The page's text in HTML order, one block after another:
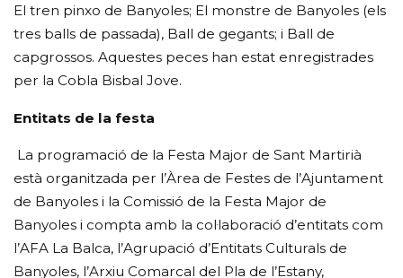
El tren pinxo de Banyoles; El monstre de Banyoles (els
tres balls de passada), Ball de gegants; i Ball de
capgrossos. Aquestes peces han estat enregistrades
per la Cobla Bisbal Jove.
Entitats de la festa
La programació de la Festa Major de Sant Martirià
està organitzada per l’Àrea de Festes de l’Ajuntament
de Banyoles i la Comissió de la Festa Major de
Banyoles i compta amb la col·laboració d’entitats com
l’AFA La Balca, l’Agrupació d’Entitats Culturals de
Banyoles, l’Arxiu Comarcal del Pla de l’Estany,